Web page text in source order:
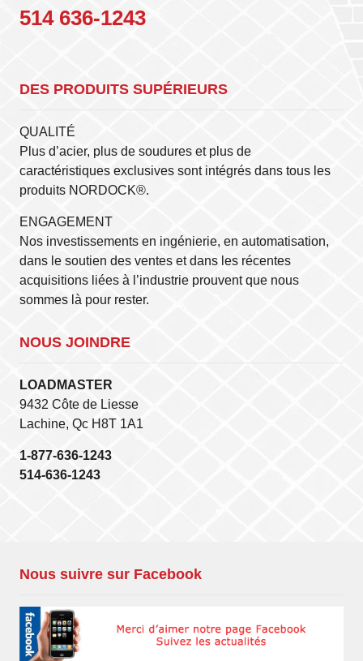
514 636-1243
DES PRODUITS SUPÉRIEURS
QUALITÉ
Plus d’acier, plus de soudures et plus de
caractéristiques exclusives sont intégrés dans tous les
produits NORDOCK®.
ENGAGEMENT
Nos investissements en ingénierie, en automatisation,
dans le soutien des ventes et dans les récentes
acquisitions liées à l’industrie prouvent que nous
sommes là pour rester.
NOUS JOINDRE
LOADMASTER
9432 Côte de Liesse
Lachine, Qc H8T 1A1
1-877-636-1243
514-636-1243
Nous suivre sur Facebook